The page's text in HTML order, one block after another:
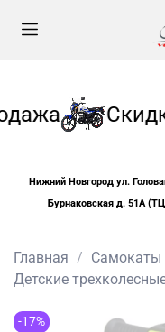
Нижний Новгород ул.
Бурнаковская д. 51А
Главная
Самокаты
Детские
-17%